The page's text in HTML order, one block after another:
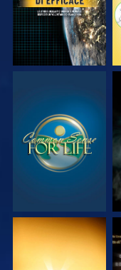
GUARDA
GUARDA